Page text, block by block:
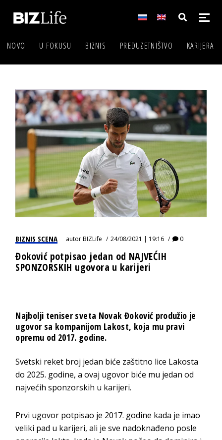
NOVO U FOKUSU BIZNIS PREDUZETNIŠTVO KARIJERA
BIZNIS SCENA autorBIZLife 24/08/2021 | 19:16 0
Đoković potpisao jedan od NAJVEĆIH
SPONZORSKIH ugovora u karijeri
Najbolji teniser sveta Novak Đoković produžio je
ugovor sa kompanijom Lakost, koja mu pravi
opremu od 2017. godine.
Svetski reket broj jedan biće zaštitno lice Lakosta
do 2025. godine, a ovaj ugovor biće mu jedan od
najvećih sponzorskih u karijeri.
Prvi ugovor potpisao je 2017. godine kada je imao
veliki pad u karijeri, ali je sve nadoknađeno posle